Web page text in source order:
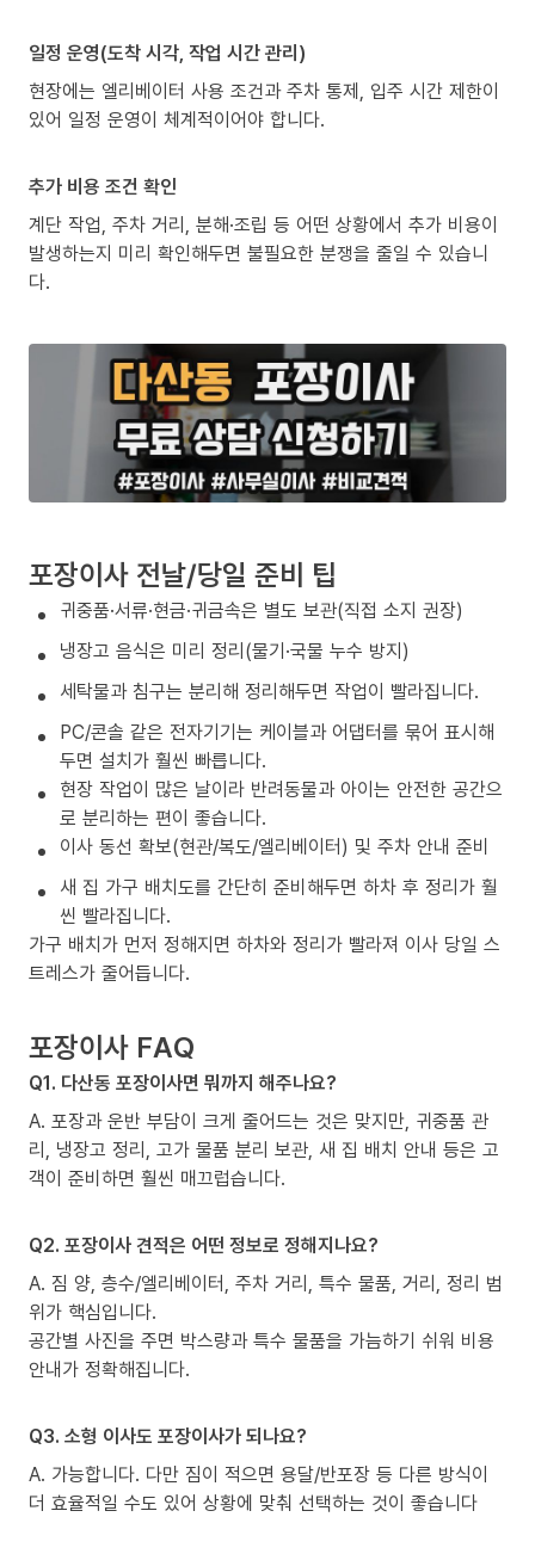
일정 운영(도착 시각, 작업 시간 관리)
현장에는 엘리베이터 사용 조건과 주차 통제, 입주 시간 제한이
있어 일정 운영이 체계적이어야 합니다.
추가 비용 조건 확인
계단 작업, 주차 거리, 분해·조립 등 어떤 상황에서 추가 비용이
발생하는지 미리 확인해두면 불필요한 분쟁을 줄일 수 있습니
다.
포장이사 전날/당일 준비 팁
귀중품·서류·현금·귀금속은 별도 보관(직접 소지 권장)
냉장고 음식은 미리 정리(물기·국물 누수 방지)
세탁물과 침구는 분리해 정리해두면 작업이 빨라집니다.
PC/콘솔 같은 전자기기는 케이블과 어댑터를 묶어 표시해
두면 설치가 훨씬 빠릅니다.
현장 작업이 많은 날이라 반려동물과 아이는 안전한 공간으
로 분리하는 편이 좋습니다.
이사 동선 확보(현관/복도/엘리베이터) 및 주차 안내 준비
새 집 가구 배치도를 간단히 준비해두면 하차 후 정리가 훨
씬 빨라집니다.
가구 배치가 먼저 정해지면 하차와 정리가 빨라져 이사 당일 스
트레스가 줄어듭니다.
포장이사 FAQ
Q1. 다산동 포장이사면 뭐까지 해주나요?
A. 포장과 운반 부담이 크게 줄어드는 것은 맞지만, 귀중품 관
리, 냉장고 정리, 고가 물품 분리 보관, 새 집 배치 안내 등은 고
객이 준비하면 훨씬 매끄럽습니다.
Q2. 포장이사 견적은 어떤 정보로 정해지나요?
A. 짐 양, 층수/엘리베이터, 주차 거리, 특수 물품, 거리, 정리 범
위가 핵심입니다.
공간별 사진을 주면 박스량과 특수 물품을 가늠하기 쉬워 비용
안내가 정확해집니다.
Q3. 소형 이사도 포장이사가 되나요?
A. 가능합니다. 다만 짐이 적으면 용달/반포장 등 다른 방식이
더 효율적일 수도 있어 상황에 맞춰 선택하는 것이 좋습니다